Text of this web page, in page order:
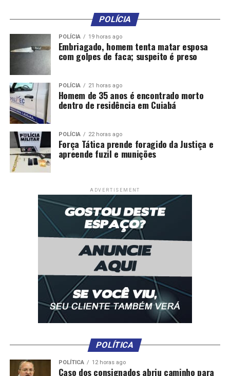
POLÍCIA
POLÍCIA 19 horas ago
Embriagado, homem tenta matar esposa
com golpes de faca; suspeito é preso
POLÍCIA 21 horas ago
Homem de 35 anos é encontrado morto
dentro de residência em Cuiabá
POLÍCIA 22 horas ago
Força Tática prende foragido da Justiça e
apreende fuzil e munições
ADVERTISEMENT
POLÍTICA
POLÍTICA 12 horas ago
Caso dos consignados abriu caminho para